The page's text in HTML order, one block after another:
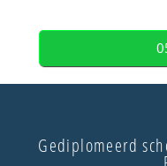
Gediplomeerd